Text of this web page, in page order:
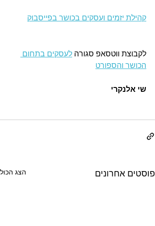
קהילת יזמים ועסקים בכושר בפייסבוק
לקבוצת ווטסאפ סגורה לעסקים בתחום
הכושר והספורט
שי אלנקרי
פוסטים אחרונים הצג הכול